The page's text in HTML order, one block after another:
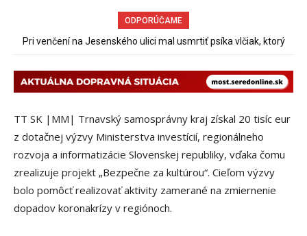
ODPORÚČAME
Pri venčení na Jesenského ulici mal usmrtiť psíka vlčiak, ktorý
Sereď niekedy bola mestom s výborným napojením na
TT SK |MM| Trnavský samosprávny kraj získal 20 tisíc eur
z dotačnej výzvy Ministerstva investícií, regionálneho
rozvoja a informatizácie Slovenskej republiky, vďaka čomu
zrealizuje projekt „Bezpečne za kultúrou“. Cieľom výzvy
bolo pomôcť realizovať aktivity zamerané na zmiernenie
dopadov koronakrízy v regiónoch.